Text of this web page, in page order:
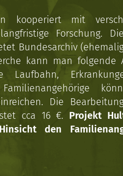
kooperiert mit
Forschung.
Bundesarchiv
kann man folgende
Laufbahn,
Die
cca 16 €. Projekt
den